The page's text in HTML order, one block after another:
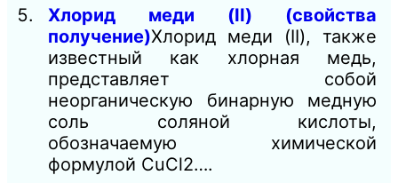
Хлорид меди (II) (свойства
получение)Хлорид меди (II), также
известный как хлорная медь,
представляет собой
неорганическую бинарную медную
соль соляной кислоты,
обозначаемую химической
формулой CuCl2….